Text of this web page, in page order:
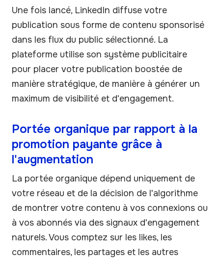
Une fois lancé, LinkedIn diffuse votre
publication sous forme de contenu sponsorisé
dans les flux du public sélectionné. La
plateforme utilise son système publicitaire
pour placer votre publication boostée de
manière stratégique, de manière à générer un
maximum de visibilité et d'engagement.
Portée organique par rapport à la
promotion payante grâce à
l'augmentation
La portée organique dépend uniquement de
votre réseau et de la décision de l'algorithme
de montrer votre contenu à vos connexions ou
à vos abonnés via des signaux d'engagement
naturels. Vous comptez sur les likes, les
commentaires, les partages et les autres